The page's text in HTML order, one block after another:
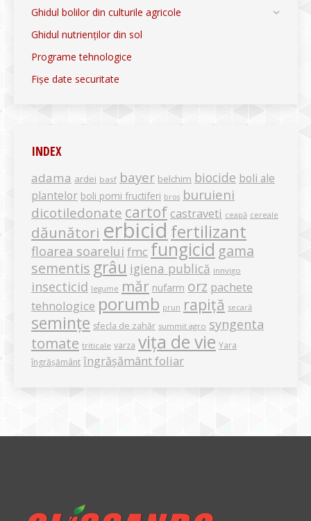
Ghidul bolilor din culturile agricole
Ghidul nutrienților din sol
Programe tehnologice
Fișe date securitate
INDEX
adama ardei basf bayer belchim biocide boli ale
plantelor boli pomi fructiferi bros buruieni
dicotiledonate cartof castraveti ceapă cereale
dăunători erbicid fertilizant
floarea soarelui fmc fungicid gama
sementis grâu igiena publică innvigo
insecticid legume măr nufarm orz pachete
tehnologice porumb prun rapiță secară
semințe sfecla de zahăr summit agro syngenta
tomate triticale varza vița de vie Yara
îngrășământ îngrășământ foliar